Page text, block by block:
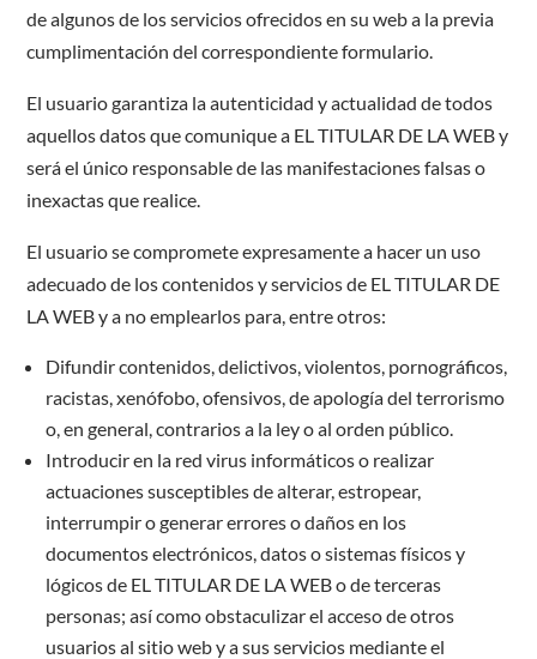
de algunos de los servicios ofrecidos en su web a la previa
cumplimentación del correspondiente formulario.
El usuario garantiza la autenticidad y actualidad de todos
aquellos datos que comunique a EL TITULAR DE LA WEB y
será el único responsable de las manifestaciones falsas o
inexactas que realice.
El usuario se compromete expresamente a hacer un uso
adecuado de los contenidos y servicios de EL TITULAR DE
LA WEB y a no emplearlos para, entre otros:
Difundir contenidos, delictivos, violentos, pornográficos,
racistas, xenófobo, ofensivos, de apología del terrorismo
o, en general, contrarios a la ley o al orden público.
Introducir en la red virus informáticos o realizar
actuaciones susceptibles de alterar, estropear,
interrumpir o generar errores o daños en los
documentos electrónicos, datos o sistemas físicos y
lógicos de EL TITULAR DE LA WEB o de terceras
personas; así como obstaculizar el acceso de otros
usuarios al sitio web y a sus servicios mediante el